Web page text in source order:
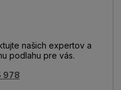
našich expertov a
podlahu pre vás.
978